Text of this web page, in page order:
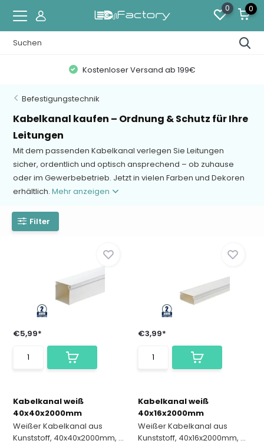
0 0
Kostenloser Versand ab 199€
Befestigungstechnik
Kabelkanal kaufen – Ordnung & Schutz für Ihre
Leitungen
Mit dem passenden Kabelkanal verlegen Sie Leitungen
sicher, ordentlich und optisch ansprechend – ob zuhause
oder im Gewerbebetrieb. Jetzt in vielen Farben und Dekoren
erhältlich.Mehr anzeigen
Filter
€5,99*
Kabelkanal weiß
40x40x2000mm
Weißer Kabelkanal aus
Kunststoff, 40x40x2000mm, ...
€3,99*
Kabelkanal weiß
40x16x2000mm
Weißer Kabelkanal aus
Kunststoff, 40x16x2000mm, ...